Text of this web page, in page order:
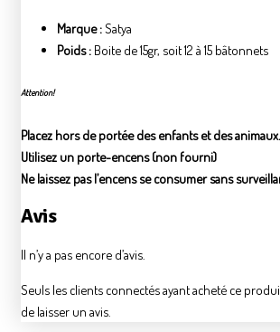
Marque :Satya
Poids : Boite de 15gr, soit 12 à 15 bâtonnets
Attention!
Placez hors de portée des enfants et des animaux.
Utilisez un porte-encens (non fourni)
Ne laissez pas l’encens se consumer sans
Avis
Il n’y a pas encore d’avis.
Seuls les clients connectés ayant acheté ce
de laisser un avis.